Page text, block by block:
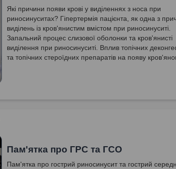
Які причини появи крові у виділеннях з носа при
риносинуситах? Гіпертермія пацієнта, як одна з
виділень із кров'янистим вмістом при риносинуситі.
Запальний процес слизової оболонки та кров'янисті
виділення при риносинуситі. Вплив топічних
та топічних стероїдних препаратів на появу
Пам'ятка про ГРС та ГСО
Пам'ятка про гострий риносинусит та гострий